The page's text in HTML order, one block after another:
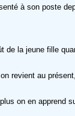
à son poste
la jeune fille
revient au
on en apprend